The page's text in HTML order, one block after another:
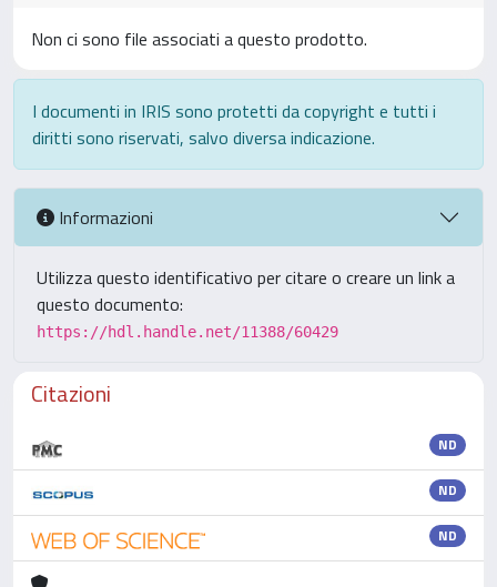
Non ci sono file associati a questo prodotto.
I documenti in IRIS sono protetti da copyright e tutti i
diritti sono riservati, salvo diversa indicazione.
Informazioni
Utilizza questo identificativo per citare o creare un link a
questo documento:
https://hdl.handle.net/11388/60429
Citazioni
ND
ND
ND